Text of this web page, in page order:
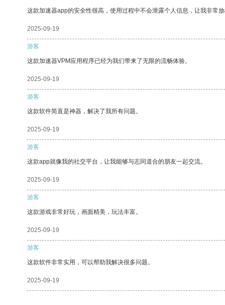
这款加速器app的安全性很高，使用过程中不会泄露个人信息，让我非常
2025-09-19
游客
这款加速器VPM应用程序已经为我们带来了无限的流畅体验。
2025-09-19
游客
这款软件简直是神器，解决了我所有问题。
2025-09-19
游客
这款app就像我的社交平台，让我能够与志同道合的朋友一起交流。
2025-09-19
游客
这款游戏非常好玩，画面精美，玩法丰富。
2025-09-19
游客
这款软件非常实用，可以帮助我解决很多问题。
2025-09-19